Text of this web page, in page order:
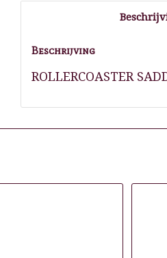
Beschrijving
ROLLERCOASTER